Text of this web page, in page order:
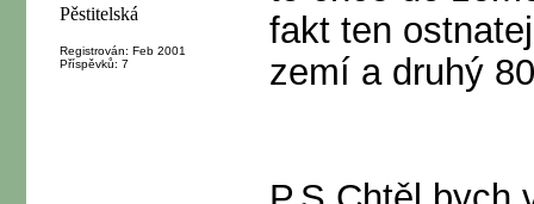
Registrován: Feb 2001
Příspěvků: 7
fakt ten
zemí a druhý